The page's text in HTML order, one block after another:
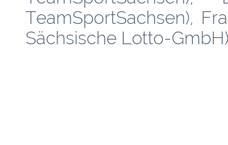
TeamSportSachsen),
Sächsische Lotto-